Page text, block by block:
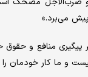
می‌برد.»
پیگیری منافع و
و ما کار خودمان